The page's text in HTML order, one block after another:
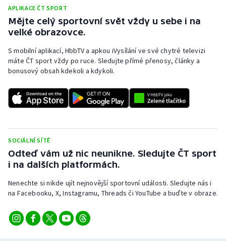
Triatlon
Veslování
Vodní slalom
Volejbal
APLIKACE ČT SPORT
Mějte celý sportovní svět vždy u sebe i na
velké obrazovce.
S mobilní aplikací, HbbTV a apkou iVysílání ve své chytré televizi
máte ČT sport vždy po ruce. Sledujte přímé přenosy, články a
bonusový obsah kdekoli a kdykoli.
SOCIÁLNÍ SÍTĚ
Odteď vám už nic neunikne. Sledujte ČT sport
i na dalších platformách.
Nenechte si nikde ujít nejnovější sportovní události. Sledujte nás i
na Facebooku, X, Instagramu, Threads či YouTube a buďte v obraze.